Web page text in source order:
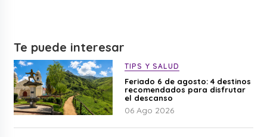
Te puede interesar
TIPS Y SALUD
Feriado 6 de agosto: 4 destinos
recomendados para disfrutar
el descanso
06 Ago 2026